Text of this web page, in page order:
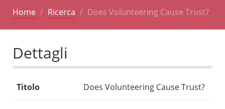
Home Ricerca Does Volunteering Cause Trust?
Dettagli
Titolo Does Volunteering Cause Trust?